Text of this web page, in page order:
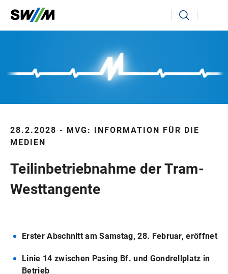
Ihr Suchbegriff Suchen
28.2.2028 - MVG: INFORMATION FÜR DIE
MEDIEN
Teilinbetriebnahme der Tram-
Westtangente
Erster Abschnitt am Samstag, 28. Februar, eröffnet
Linie 14 zwischen Pasing Bf. und Gondrellplatz in
Betrieb